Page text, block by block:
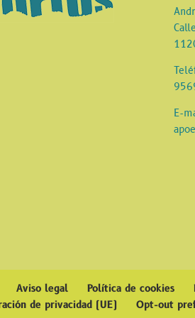
E-
Aviso legal Política de cookies
de privacidad (UE)
Opt-out